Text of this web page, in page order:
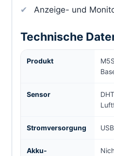
Anzeige- und
Technische
Produkt
Sensor
Stromversorgung
Akku-